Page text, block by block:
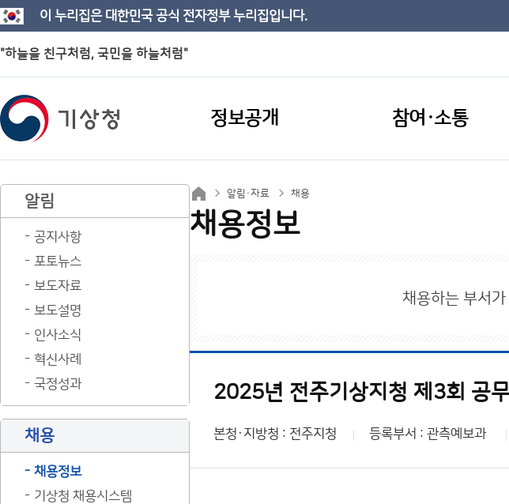
이 누리집은 대한민국 공식 전자정부 누리집입니다.
"하늘을 친구처럼, 국민을 하늘처럼"
정보공개 참여·소통
알림
공지사항
포토뉴스
보도자료
보도설명
인사소식
혁신사례
국정성과
채용
채용정보
기상청 채용시스템
알림·자료 채용
채용정보
채용하는 부서
2025년 전주기상지청 제3회 공
본청·지방청 : 전주지청 등록부서 : 관측예보과